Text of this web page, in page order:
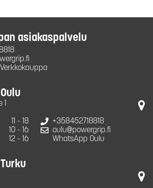
asiakaspalvelu
11 - 18
10 - 16
12 - 16
+358452718818
oulu@powergrip.fi
WhatsApp Oulu